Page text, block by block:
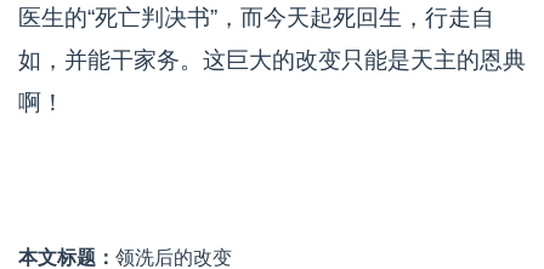
医生的“死亡判决书”，而今天起死回生，行走自
如，并能干家务。这巨大的改变只能是天主的恩典
啊！
本文标题： 领洗后的改变